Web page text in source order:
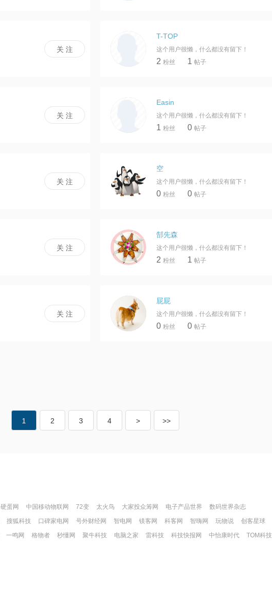
T-TOP
这个用户很懒，什么都没有留下！
2 粉丝 1 帖子
Easin
这个用户很懒，什么都没有留下！
1 粉丝 0 帖子
空
这个用户很懒，什么都没有留下！
0 粉丝 0 帖子
郜先森
这个用户很懒，什么都没有留下！
2 粉丝 1 帖子
屁屁
这个用户很懒，什么都没有留下！
0 粉丝 0 帖子
1 2 3 4 > >>
硬蛋网 中国移动物联网 72变 太火鸟 大家投众筹网 电子产品世界
数码世界杂志
搜狐科技 口碑家电网 号外财经网 智电网 镁客网 科客网 智嗨网 玩物说
创客星球
一鸣网 格物者 秒懂网 聚牛科技 电脑之家 雷科技 科技快报网 中怡康时代
TOM科技